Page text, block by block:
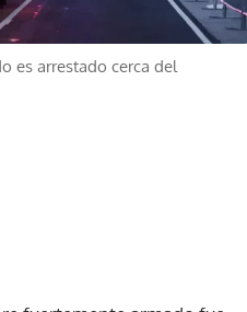
es arrestado cerca del